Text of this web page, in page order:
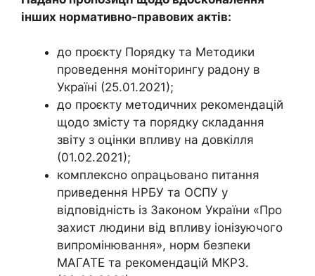
інших нормативно-правових актів:
до проєкту Порядку та Методики
проведення моніторингу радону в
Україні (25.01.2021);
до проєкту методичних рекомендацій
щодо змісту та порядку складання
звіту з оцінки впливу на довкілля
(01.02.2021);
комплексно опрацьовано питання
приведення НРБУ та ОСПУ у
відповідність із Законом України «Про
захист людини від впливу іонізуючого
випромінювання», норм безпеки
МАГАТЕ та рекомендацій МКРЗ.